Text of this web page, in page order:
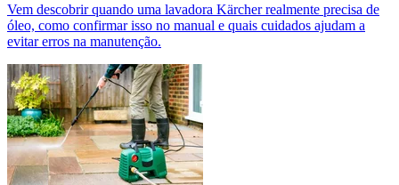
Vem descobrir quando uma lavadora Kärcher realmente precisa de
óleo, como confirmar isso no manual e quais cuidados ajudam a
evitar erros na manutenção.